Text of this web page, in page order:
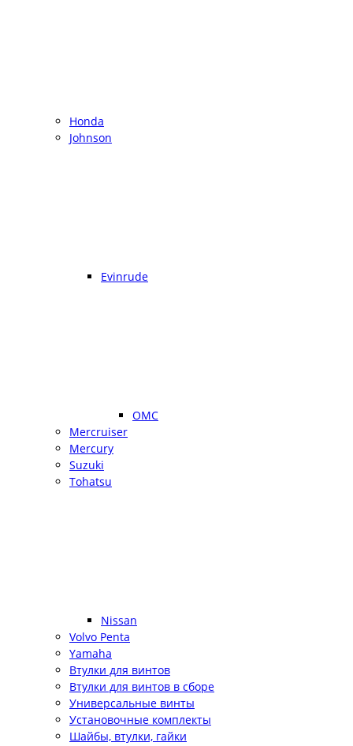
Honda
Johnson
Evinrude
OMC
Mercruiser
Mercury
Suzuki
Tohatsu
Nissan
Volvo Penta
Yamaha
Втулки для винтов
Втулки для винтов в сборе
Универсальные винты
Установочные комплекты
Шайбы, втулки, гайки